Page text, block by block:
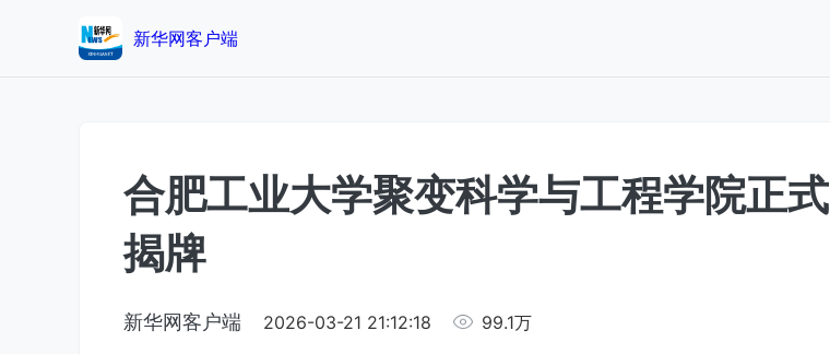
新华网客户端
合肥工业大学聚变科学与工程学院正式
揭牌
新华网客户端 2026-03-21 21:12:18 99.1万